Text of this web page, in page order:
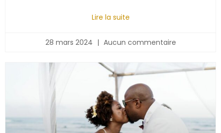
Lire la suite
28 mars 2024 Aucun commentaire